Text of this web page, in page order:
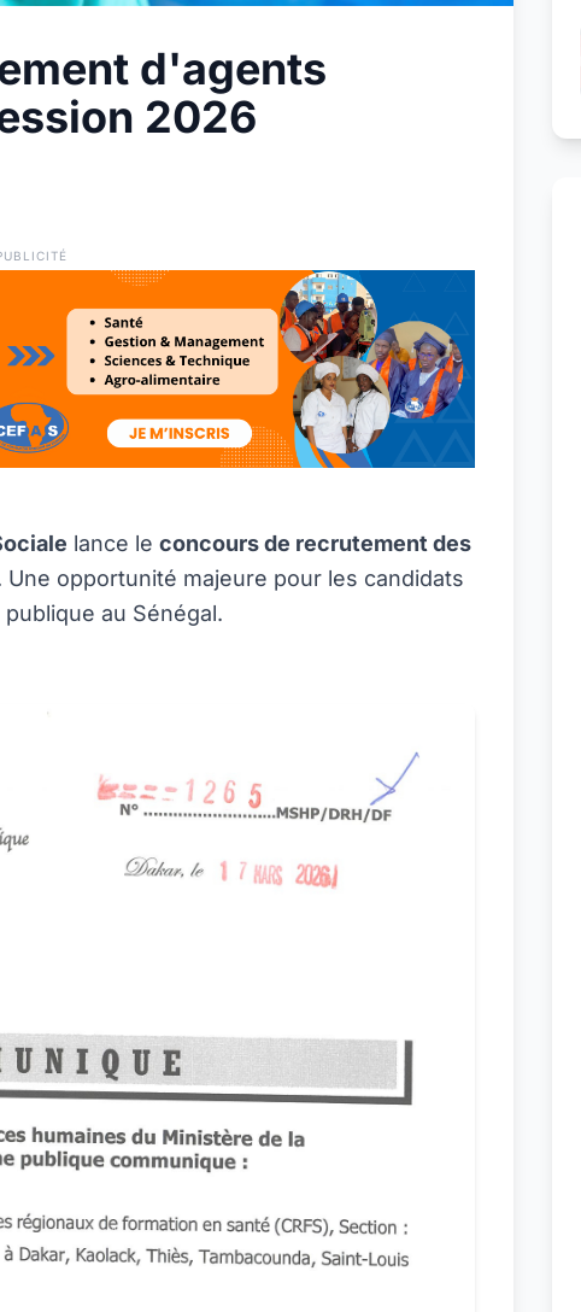
d'agents
2026
lance le concours de recrutement des
Une opportunité majeure pour les candidats
au Sénégal.